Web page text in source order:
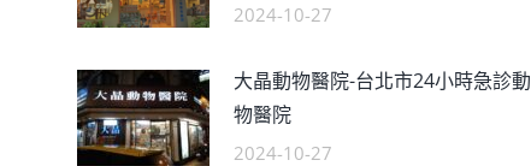
2024-10-27
大晶動物醫院-台北市24小時急診動
物醫院
2024-10-27